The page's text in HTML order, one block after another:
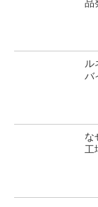
品
ル
バ
な
工